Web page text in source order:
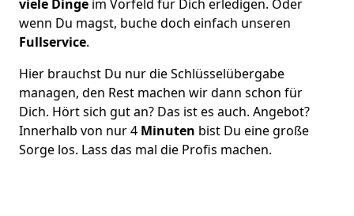
viele Dinge im Vorfeld für Dich erledigen. Oder
wenn Du magst, buche doch einfach unseren
Fullservice.
Hier brauchst Du nur die Schlüsselübergabe
managen, den Rest machen wir dann schon für
Dich. Hört sich gut an? Das ist es auch. Angebot?
Innerhalb von nur 4 Minuten bist Du eine große
Sorge los. Lass das mal die Profis machen.